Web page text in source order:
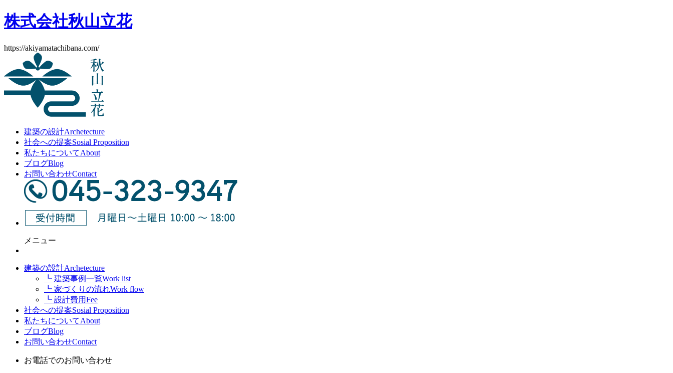
株式会社秋山立花
https://akiyamatachibana.com/
建築の設計Archetecture
社会への提案Sosial Proposition
私たちについてAbout
ブログBlog
お問い合わせContact
メニュー
建築の設計Archetecture
┗ 建築事例一覧Work list
┗ 家づくりの流れWork flow
┗ 設計費用Fee
社会への提案Sosial Proposition
私たちについてAbout
ブログBlog
お問い合わせContact
お電話でのお問い合わせ